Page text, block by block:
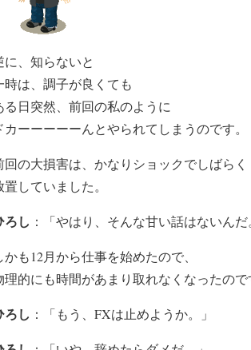
に、知らないと
時は、調子が良くても
る日突然、前回の私のように
カーーーーーんとやられてしまうのです。
回の大損害は、かなりショックでしばらく
置していました。
ろし ：「やはり、そんな甘い話はないんだ
かも12月から仕事を始めたので、
理的にも時間があまり取れなくなったので
ろし ：「もう、FXは止めようか。」